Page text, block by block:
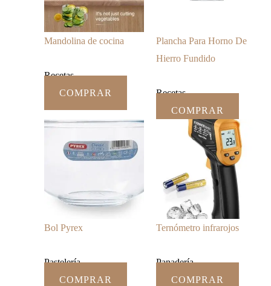
Mandolina de cocina
Recetas
COMPRAR
Plancha Para Horno De
Hierro Fundido
Recetas
COMPRAR
Bol Pyrex
Pastelería
COMPRAR
Ternómetro infrarojos
Panadería
COMPRAR